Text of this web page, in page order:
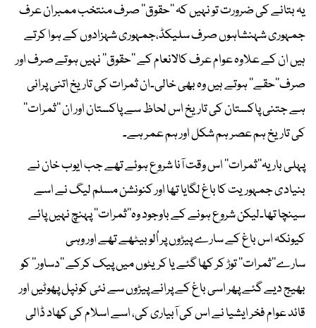
یہ بتانے کی ضرورت تو نہیں کہ ’’حقوق‘‘ صرف منتخب ممبران عرف
جمہوری شہنشاہوں صرف سلیکڈ،جمہوری شہزادوں کے ہوا کرتے
ہیں ان کے علاوہ عوام عرف کالانعام کے ’’حقوق‘‘ نہیں ہوتے صرف اور
صرف’’حقے‘‘ ہوتے ہیں وہ بھی خالی۔ان ثمرات کی تاریخ اتنی پرانی
ہے جتنی پاکستان کی تاریخ اس لحاظ سے پاکستان اور ان ’’ثمرات‘‘
کی تاریخ ہم عصر ہم شکل اور ہم عمر ہے۔
پہلی بار یہ’’ثمرات‘‘ اس وقت آنا شروع ہوئے تھے جب ایوب خان نے
بنیادی جمہوریت کا باغ لگایا تھا اور کنونشن مسلم لیگ نے اسے
سینچا تھا۔لیکن شروع ہونے کے باوجود وہ’’ثمرات‘‘ پہنچ نہیں پائے
کیونکہ اس باغ کے سارے پیڑوں پر اُلو بیٹھے تھے اور وہی
سارے’’ثمرات‘‘ توڑ کر کھا گئے یا کریٹوں میں پیک کرکے ’’دساور‘‘ کو
بھیج دیے گئے پھر اسی باغ کے پرانے پیڑوں سے نئی کونپل پھوٹیں اور
قائد عوام فخر ایشیا نے اس کی آبیاری کی، اسے اسلام کی کھاد ڈالی